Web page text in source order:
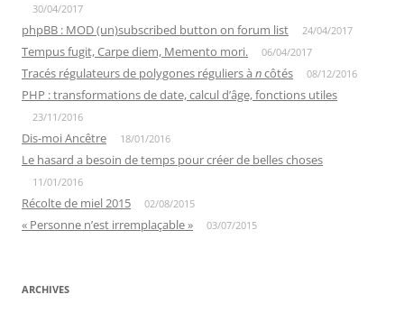
30/04/2017
phpBB : MOD (un)subscribed button on forum list 24/04/2017
Tempus fugit, Carpe diem, Memento mori. 06/04/2017
Tracés régulateurs de polygones réguliers à ncôtés 08/12/2016
PHP : transformations de date, calcul d’âge, fonctions utiles
23/11/2016
Dis-moi Ancêtre 18/01/2016
Le hasard a besoin de temps pour créer de belles choses
11/01/2016
Récolte de miel 2015 02/08/2015
« Personne n’est irremplaçable » 03/07/2015
ARCHIVES